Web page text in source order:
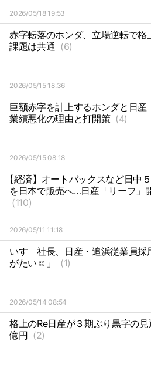
2026/05/18 19:53
赤字転落のホンダ、立場逆転で格
課題は共通 (6)
2026/05/15 18:36
巨額赤字を計上するホンダと日産
業績悪化の理由と打開策 (4)
2026/05/15 08:18
【経済】オートバックスなど日中
を日本で販売へ…日産「リーフ」
(110)
2026/05/11 11:18
いすゞ社長、日産・追浜従業員採
がたい☺️」
(1)
2026/05/14 08:54
格上のRe日産が３期ぶり黒字の
億円 (2)